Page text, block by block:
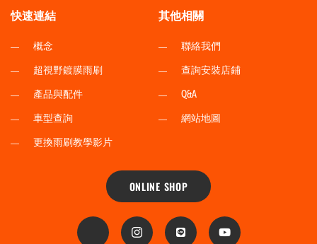
快速連結
概念
超視野鍍膜雨刷
產品與配件
車型查詢
更換雨刷教學影片
其他相關
聯絡我們
查詢安裝店鋪
Q&A
網站地圖
ONLINE SHOP